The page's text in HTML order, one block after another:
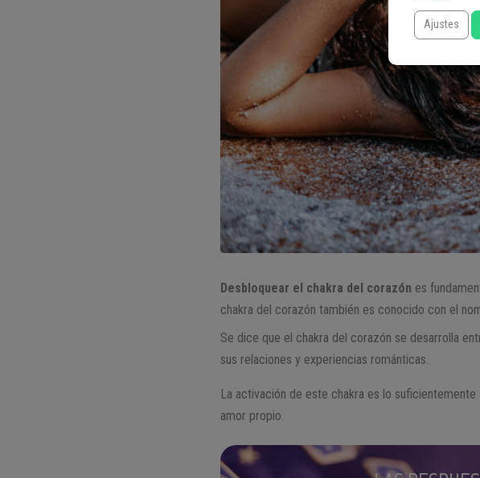
Desbloquear el chakra del corazón es
chakra del corazón también es conocido con el
Se dice que el chakra del corazón se desarrolla
sus relaciones y experiencias románticas.
La activación de este chakra es lo
amor propio.
Ajustes